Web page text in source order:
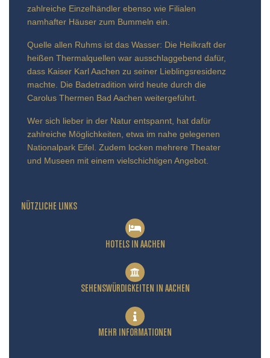
zahlreiche Einzelhändler ebenso wie Filialen
namhafter Häuser zum Bummeln ein.
Quelle allen Ruhms ist das Wasser: Die Heilkraft der
heißen Thermalquellen war ausschlaggebend dafür,
dass Kaiser Karl Aachen zu seiner Lieblingsresidenz
machte. Die Badetradition wird heute durch die
Carolus Thermen Bad Aachen weitergeführt.
Wer sich lieber in der Natur entspannt, hat dafür
zahlreiche Möglichkeiten, etwa im nahe gelegenen
Nationalpark Eifel. Zudem locken mehrere Theater
und Museen mit einem vielschichtigen Angebot.
NÜTZLICHE LINKS
HOTELS IN AACHEN
SEHENSWÜRDIGKEITEN IN AACHEN
MEHR INFORMATIONEN